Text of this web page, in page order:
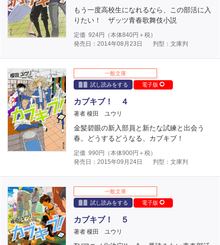
もう一度高校生になれるなら、この部活に入
りたい！ ザッツ青春歌舞伎小説
定価 924円（本体840円＋税）
発売日：2014年08月23日
判型：文庫判
一般文庫
試し読みをする
電子版
カブキブ！ ４
著者 榎田 ユウリ
金髪碧眼の新入部員と新たな試練と出会う
春。どうするどうなる、カブキブ！
定価 990円（本体900円＋税）
発売日：2015年09月24日
判型：文庫判
一般文庫
試し読みをする
電子版
カブキブ！ ５
著者 榎田 ユウリ